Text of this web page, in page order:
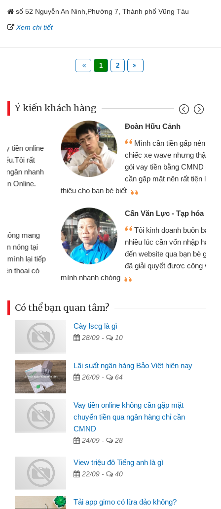
số 52 Nguyễn An Ninh,Phường 7, Thành phố Vũng Tàu
Xem chi tiết
1 2
Ý kiến khách hàng
Đoàn Hữu Cảnh
Mình cần tiền gấp nên định cầm cố
chiếc xe wave nhưng thật may đã có
gói vay tiền bằng CMND online không
cần gặp mặt nên rất tiện lợi, sẽ giới
thiệu cho bạn bè biết
Cấn Văn Lực - Tạp hóa
Tôi kinh doanh buôn bán nhỏ lẻ
nhiều lúc cần vốn nhập hàng, nhờ biết
đến website qua bạn bè giới thiệu tôi
đã giải quyết được công việc của
mình nhanh chóng
Có thể bạn quan tâm?
Cày lscg là gì
28/09 - 10
Lãi suất ngân hàng Bảo Việt hiện nay
26/09 - 64
Vay tiền online không cần gặp mặt
chuyển tiền qua ngân hàng chỉ cần
CMND
24/09 - 28
View triệu đô Tiếng anh là gì
22/09 - 40
Tải app gimo có lừa đảo không?